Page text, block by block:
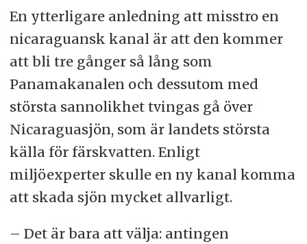
En ytterligare anledning att misstro en
nicaraguansk kanal är att den kommer
att bli tre gånger så lång som
Panamakanalen och dessutom med
största sannolikhet tvingas gå över
Nicaraguasjön, som är landets största
källa för färskvatten. Enligt
miljöexperter skulle en ny kanal komma
att skada sjön mycket allvarligt.
– Det är bara att välja: antingen